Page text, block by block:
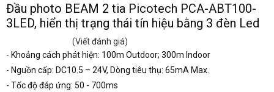
Đầu photo BEAM 2 tia Picotech PCA-ABT100-
3LED, hiển thị trạng thái tín hiệu bằng 3 đèn Led
(Viết đánh giá)
- Khoảng cách phát hiện: 100m Outdoor; 300m Indoor
- Nguồn cấp: DC10.5 – 24V, Dòng tiêu thụ: 65mA Max.
- Tốc độ đáp ứng: 50 - 700ms